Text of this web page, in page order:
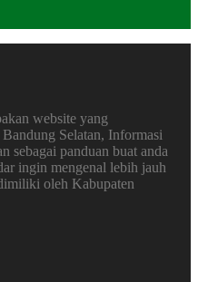
website yang
Selatan, Informasi
sebagai panduan buat anda
ingin mengenal lebih jauh
oleh Kabupaten